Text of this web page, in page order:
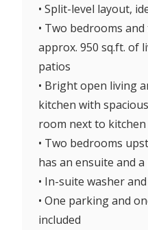
• Split-level layout,
• Two bedrooms
approx. 950 sq.ft. of
patios
• Bright open living
kitchen with
room next to kitchen
• Two bedrooms
has an ensuite and
• In-suite washer
• One parking and
included